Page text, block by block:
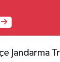
Jandarma